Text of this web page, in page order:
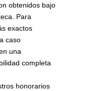
obtenidos bajo
Para
exactos
caso
una
completa
honorarios